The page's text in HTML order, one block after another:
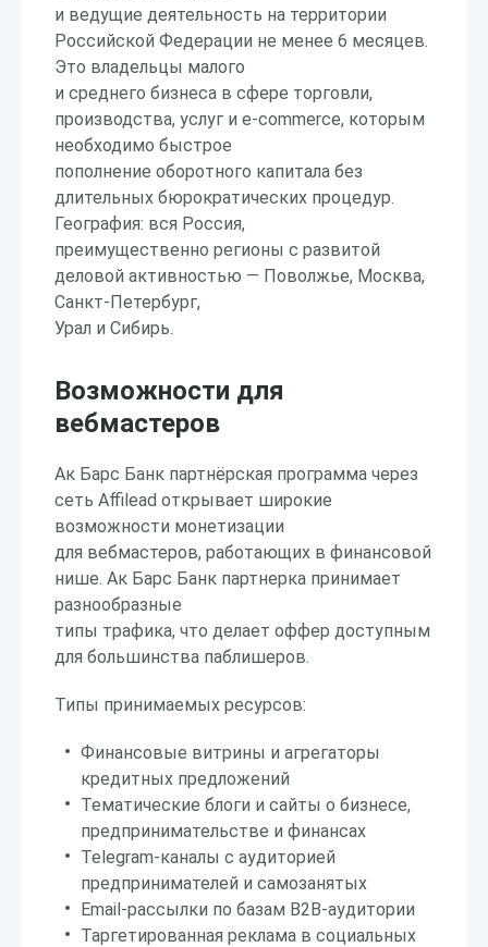
и ведущие деятельность на территории
Российской Федерации не менее 6 месяцев.
Это владельцы малого
и среднего бизнеса в сфере торговли,
производства, услуг и e-commerce, которым
необходимо быстрое
пополнение оборотного капитала без
длительных бюрократических процедур.
География: вся Россия,
преимущественно регионы с развитой
деловой активностью — Поволжье, Москва,
Санкт-Петербург,
Урал и Сибирь.
Возможности для
вебмастеров
Ак Барс Банк партнёрская программа через
сеть Affilead открывает широкие
возможности монетизации
для вебмастеров, работающих в финансовой
нише. Ак Барс Банк партнерка принимает
разнообразные
типы трафика, что делает оффер доступным
для большинства паблишеров.
Типы принимаемых ресурсов:
Финансовые витрины и агрегаторы
кредитных предложений
Тематические блоги и сайты о бизнесе,
предпринимательстве и финансах
Telegram-каналы с аудиторией
предпринимателей и самозанятых
Email-рассылки по базам B2B-аудитории
Таргетированная реклама в социальных